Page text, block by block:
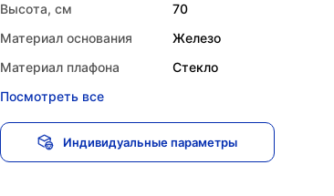
Высота, см
70
Материал основания
Железо
Материал плафона
Стекло
Посмотреть все
Индивидуальные параметры